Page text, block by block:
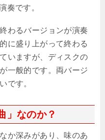
奏です。
わるバージョンが演奏
に盛り上がって終わる
いますが、ディスクの
一般的です。両バージ
です。
」なのか？
か深みがあり、味のあ